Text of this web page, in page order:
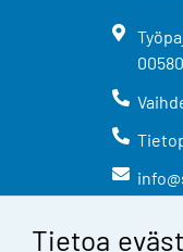
Tietoa
00580